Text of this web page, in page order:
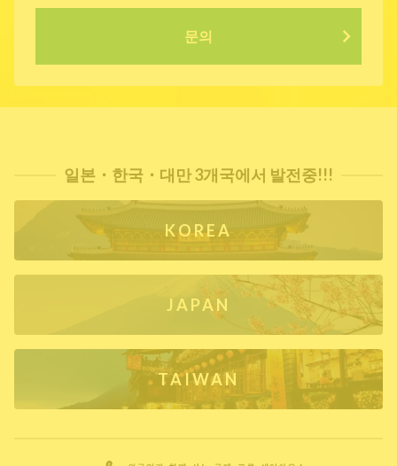
문의
일본・한국・대만 3개국에서 발전중!!!
KOREA
JAPAN
TAIWAN